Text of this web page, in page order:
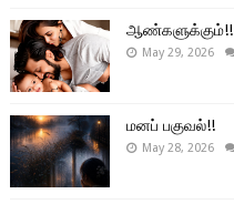
ஆண்களுக்கும்!!
May 29, 2026
மனப் பகுவல்!!
May 28, 2026